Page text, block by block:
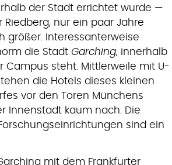
der Stadt errichtet wurde —
Riedberg, nur ein paar Jahre
größer. Interessanterweise
die Stadt Garching, innerhalb
Campus steht. Mittlerweile mit U-
die Hotels dieses kleinen
vor den Toren Münchens
Innenstadt kaum nach. Die
sind ein
mit dem Frankfurter